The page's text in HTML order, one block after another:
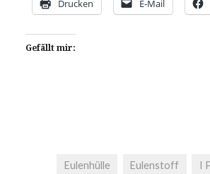
Drucken E-Mail
Gefällt mir:
Eulenhülle Eulenstoff I